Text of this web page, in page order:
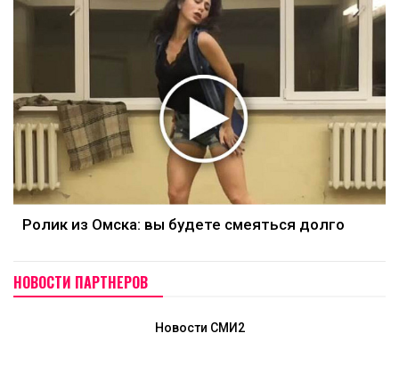
Ролик из Омска: вы будете смеяться долго
НОВОСТИ ПАРТНЕРОВ
Новости СМИ2